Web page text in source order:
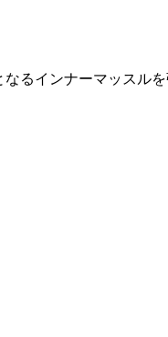
るインナーマッスル